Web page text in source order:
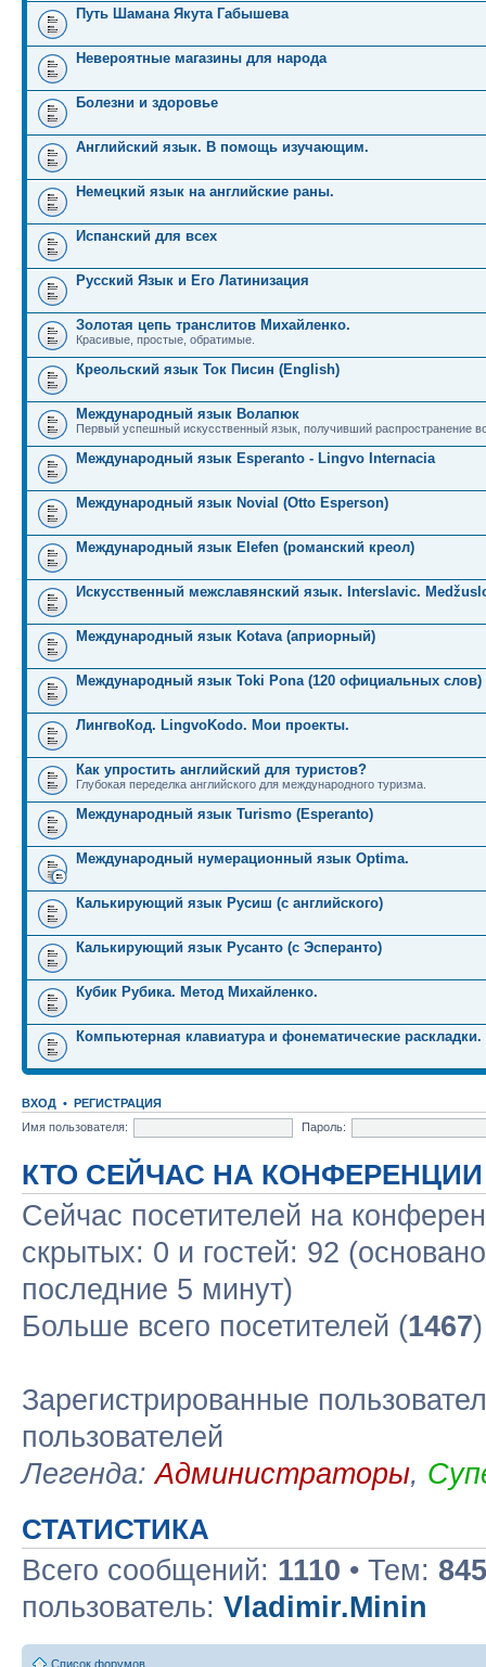
Путь Шамана Якута Габышева
Невероятные магазины для народа
Болезни и здоровье
Английский язык. В помощь изучающим.
Немецкий язык на английские раны.
Испанский для всех
Русский Язык и Его Латинизация
Золотая цепь транслитов Михайленко.
Красивые, простые, обратимые.
Креольский язык Ток Писин (English)
Международный язык Волапюк
Первый успешный искусственный язык, получивший распространение
Международный язык Esperanto - Lingvo Internacia
Международный язык Novial (Otto Esperson)
Международный язык Elefen (романский креол)
Искусственный межславянский язык. Interslavic.
Международный язык Kotava (априорный)
Международный язык Toki Pona (120 официальных слов)
ЛингвоКод. LingvoKodo. Мои проекты.
Как упростить английский для туристов?
Глубокая переделка английского для международного туризма.
Международный язык Turismo (Esperanto)
Международный нумерационный язык Optima.
Калькирующий язык Русиш (с английского)
Калькирующий язык Русанто (с Эсперанто)
Кубик Рубика. Метод Михайленко.
Компьютерная клавиатура и фонематические раскладки.
ВХОД • РЕГИСТРАЦИЯ
Имя пользователя:
Пароль:
КТО СЕЙЧАС НА КОНФЕРЕНЦИИ
Сейчас посетителей на
скрытых: 0 и гостей: 92
последние 5 минут)
Больше всего посетителей (1467
Зарегистрированные
пользователей
Легенда:Администраторы,
СТАТИСТИКА
Всего сообщений: 1110 • Тем: 845
пользователь: Vladimir.Minin
Список форумов